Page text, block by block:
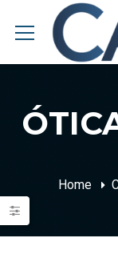
Home